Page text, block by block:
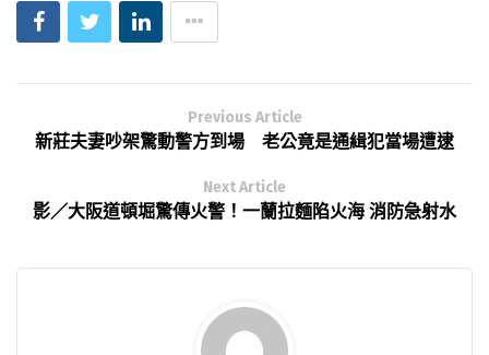
Previous Article
新莊夫妻吵架驚動警方到場 老公竟是通緝犯當場遭逮
Next Article
影／大阪道頓堀驚傳火警！一蘭拉麵陷火海 消防急射水